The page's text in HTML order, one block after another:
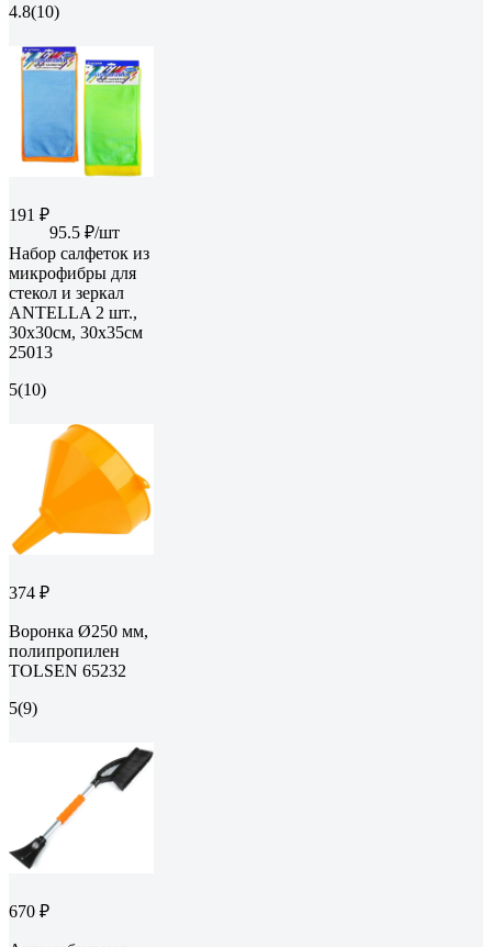
4.8(10)
191 ₽
95.5 ₽/шт
Набор салфеток из
микрофибры для
стекол и зеркал
ANTELLA 2 шт.,
30х30см, 30х35см
25013
5(10)
374 ₽
Воронка Ø250 мм,
полипропилен
TOLSEN 65232
5(9)
670 ₽